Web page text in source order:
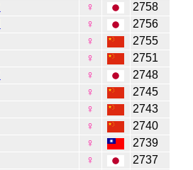
♀
2758
♀
2756
♀
2755
♀
2751
♀
2748
♀
2745
♀
2743
♀
2740
♀
2739
♀
2737